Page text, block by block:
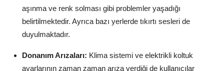
aşınma ve renk solması gibi problemler yaşadığı
belirtilmektedir. Ayrıca bazı yerlerde tıkırtı sesleri de
duyulmaktadır.
Donanım Arızaları: Klima sistemi ve elektrikli koltuk
ayarlarının zaman zaman arıza verdiği de kullanıcılar